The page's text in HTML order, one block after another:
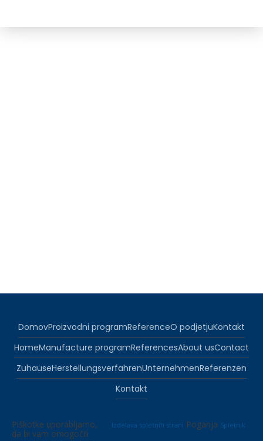
DomovProizvodni programReferenceO podjetjuKontakt
HomeManufacture programReferencesAbout usContact
ZuhauseHerstellungsverfahrenUnternehmenReferenzen
Kontakt
Piškotke uporabljamo,
da bi vam omogočili
Izdelava spletnih strani Poganja Spletnik